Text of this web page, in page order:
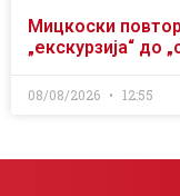
Мицкоски
„екскурзија“ до
08/08/2026 12:55